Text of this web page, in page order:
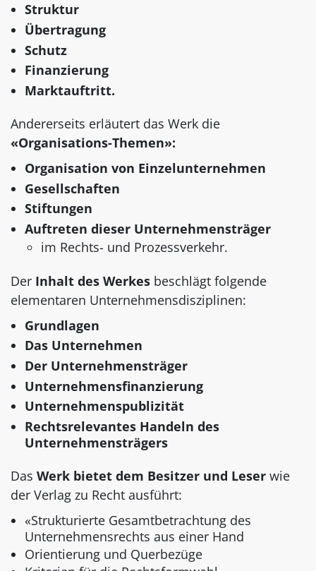
Struktur
Übertragung
Schutz
Finanzierung
Marktauftritt.
Andererseits erläutert das Werk die
«Organisations-Themen»:
Organisation von Einzelunternehmen
Gesellschaften
Stiftungen
Auftreten dieser Unternehmensträger
im Rechts- und Prozessverkehr.
Der Inhalt des Werkes beschlägt folgende
elementaren Unternehmensdisziplinen:
Grundlagen
Das Unternehmen
Der Unternehmensträger
Unternehmensfinanzierung
Unternehmenspublizität
Rechtsrelevantes Handeln des
Unternehmensträgers
Das Werk bietet dem Besitzer und Leser wie
der Verlag zu Recht ausführt:
«Strukturierte Gesamtbetrachtung des
Unternehmensrechts aus einer Hand
Orientierung und Querbezüge